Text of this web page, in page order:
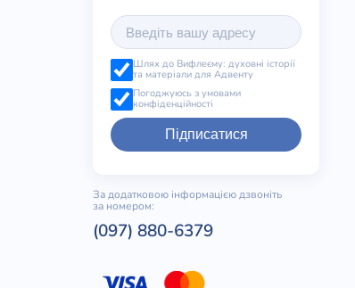
Шлях до Вифлеєму: духовні історії
та матеріали для Адвенту
Погоджуюсь з умовами
конфіденційності
Підписатися
За додатковою інформацією дзвоніть
за номером:
(097) 880-6379